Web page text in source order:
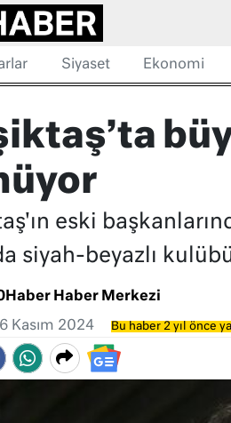
Siyaset Ekonomi
eski
siyah-beyazlı
Haber Merkezi
6 Kasım 2024 Bu haber 2 yıl önce